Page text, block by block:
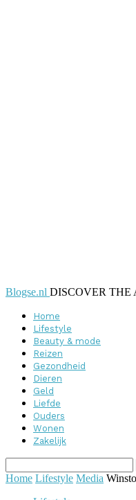
Blogse.nl DISCOVER THE
Home
Lifestyle
Beauty & mode
Reizen
Gezondheid
Dieren
Geld
Liefde
Ouders
Wonen
Zakelijk
Home Lifestyle Media